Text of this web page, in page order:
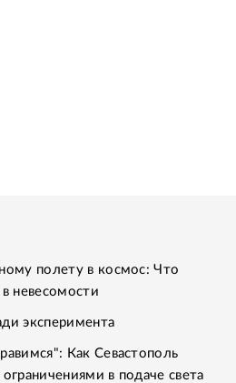
полету в космос: Что
невесомости
эксперимента
Как Севастополь
в подаче света